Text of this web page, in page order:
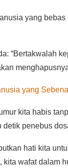
yang
yang
kita habis
detik penebus
hati kita
kita wafat dalam